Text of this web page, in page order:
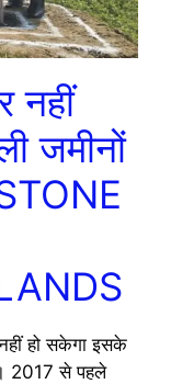
नहीं
जमीनों
हो सकेगा इसके
। 2017 से पहले